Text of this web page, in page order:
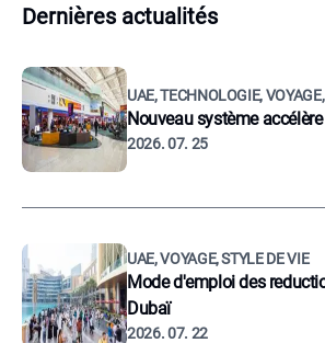
Dernières actualités
UAE, TECHNOLOGIE,
Nouveau système
2026. 07. 25
UAE, VOYAGE, STYLE DE VIE
Mode d'emploi des
Dubaï
2026. 07. 22